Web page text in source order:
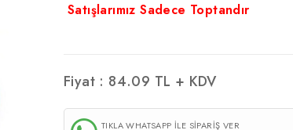
Satışlarımız Sadece Toptandır
Fiyat : 84.09 TL + KDV
TIKLA WHATSAPP İLE SİPARİŞ VER